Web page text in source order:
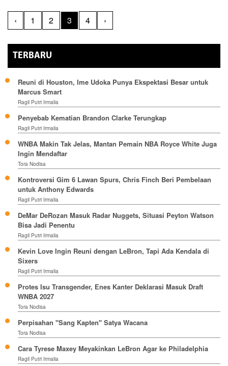
‹ 1 2 3 4 ›
TERBARU
Reuni di Houston, Ime Udoka Punya Ekspektasi Besar untuk
Marcus Smart
Ragil Putri Irmalia
Penyebab Kematian Brandon Clarke Terungkap
Ragil Putri Irmalia
WNBA Makin Tak Jelas, Mantan Pemain NBA Royce White Juga
Ingin Mendaftar
Tora Nodisa
Kontroversi Gim 6 Lawan Spurs, Chris Finch Beri Pembelaan
untuk Anthony Edwards
Ragil Putri Irmalia
DeMar DeRozan Masuk Radar Nuggets, Situasi Peyton Watson
Bisa Jadi Penentu
Ragil Putri Irmalia
Kevin Love Ingin Reuni dengan LeBron, Tapi Ada Kendala di
Sixers
Ragil Putri Irmalia
Protes Isu Transgender, Enes Kanter Deklarasi Masuk Draft
WNBA 2027
Tora Nodisa
Perpisahan "Sang Kapten" Satya Wacana
Tora Nodisa
Cara Tyrese Maxey Meyakinkan LeBron Agar ke Philadelphia
Ragil Putri Irmalia